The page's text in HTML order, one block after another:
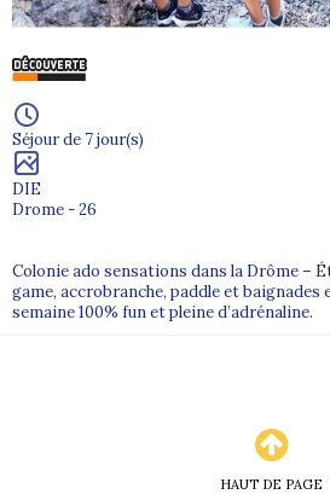
Séjour de 7 jour(s)
DIE
Drome - 26
Colonie ado sensations dans la Drôme –
game, accrobranche, paddle et baignades
semaine 100% fun et pleine d’adrénaline.
HAUT DE PAGE